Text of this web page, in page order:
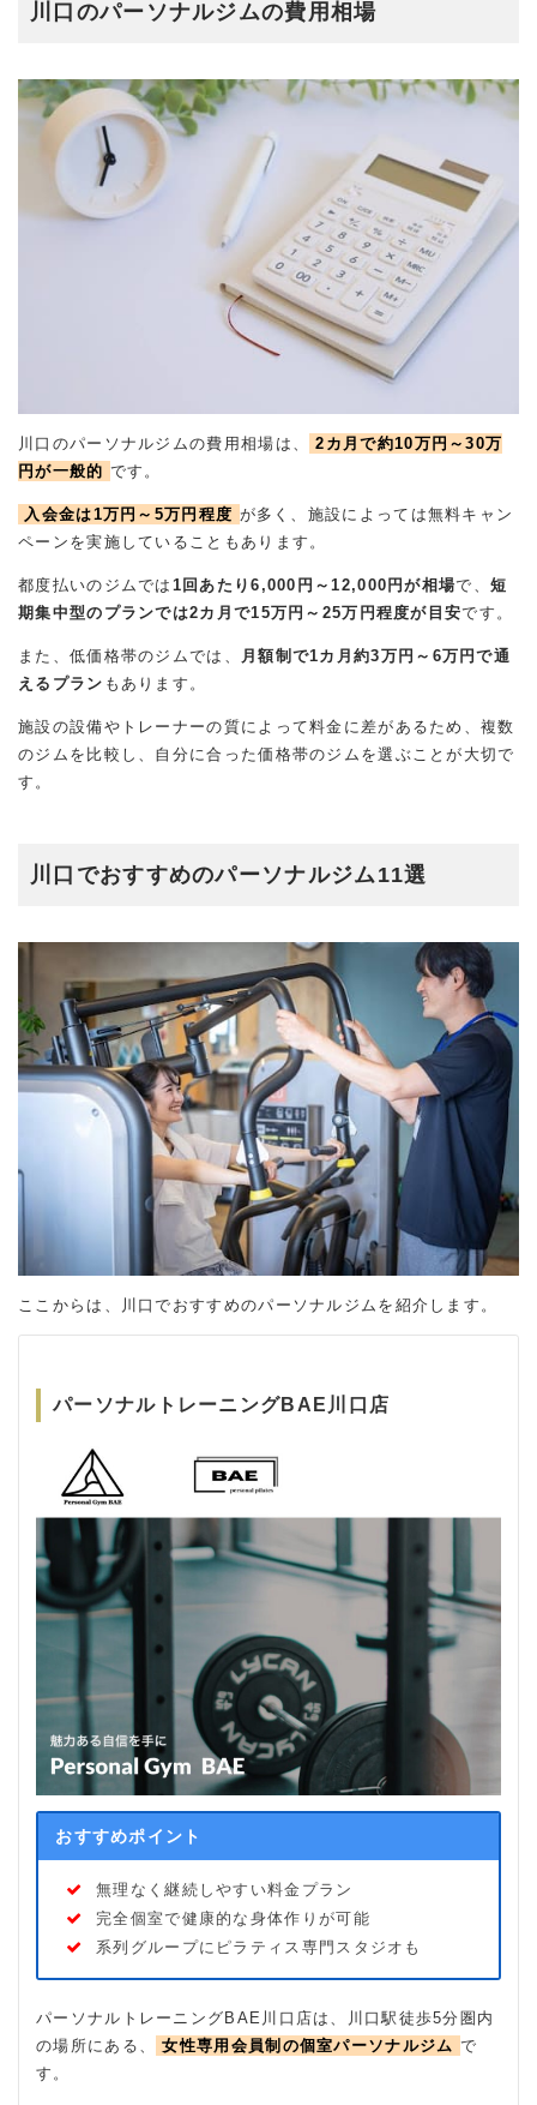
川口のパーソナルジムの費用相場
川口のパーソナルジムの費用相場は、
2カ月で約10万円～30万
円が一般的 です。
入会金は1万円～5万円程度 が多く、施設によっては無料キャン
ペーンを実施していることもあります。
都度払いのジムでは 1回あたり6,000円～12,000円が相場で、 短
期集中型のプランでは2カ月で15万円～25万円程度が目安です。
また、低価格帯のジムでは、
月額制で1カ月約3万円～6万円で通
えるプラン もあります。
施設の設備やトレーナーの質によって料金に差があるため、複数
のジムを比較し、自分に合った価格帯のジムを選ぶことが大切で
す。
川口でおすすめのパーソナルジム11選
ここからは、川口でおすすめのパーソナルジムを紹介します。
パーソナルトレーニングBAE川口店
おすすめポイント
無理なく継続しやすい料金プラン
完全個室で健康的な身体作りが可能
系列グループにピラティス専門スタジオも
パーソナルトレーニングBAE川口店は、川口駅徒歩5分圏内
の場所にある、
女性専用会員制の個室パーソナルジム で
す。